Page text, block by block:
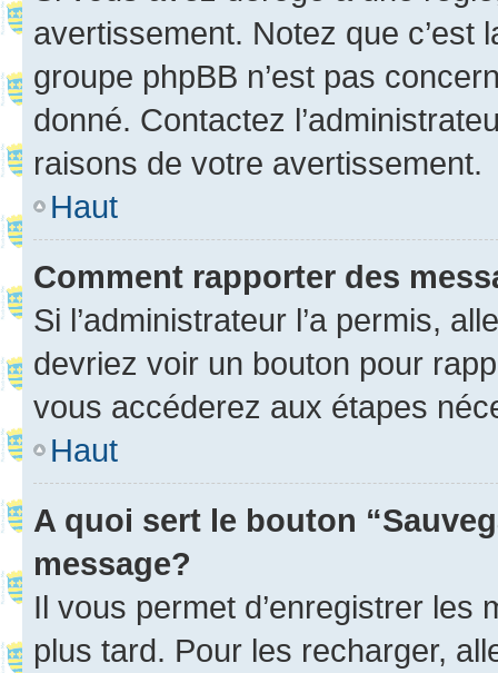
avertissement. Notez que c’est
groupe phpBB n’est pas
donné. Contactez
raisons de votre avertissement.
Haut
Comment rapporter des
Si l’administrateur l’a permis,
devriez voir un bouton pour
vous accéderez aux étapes
Haut
A quoi sert le bouton
message?
Il vous permet d’enregistrer
plus tard. Pour les recharger,